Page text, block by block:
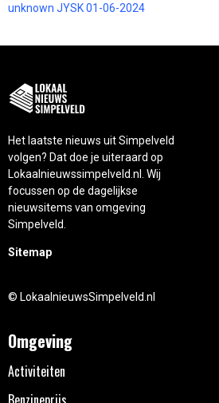
unknown JYSK 01-06-2024
Het laatste nieuws uit Simpelveld
volgen? Dat doe je uiteraard op
Lokaalnieuwssimpelveld.nl. Wij
focussen op de dagelijkse
nieuwsitems van omgeving
Simpelveld.
Sitemap
© LokaalnieuwsSimpelveld.nl
Omgeving
Activiteiten